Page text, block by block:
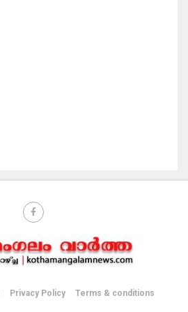
Privacy Policy Terms & conditions